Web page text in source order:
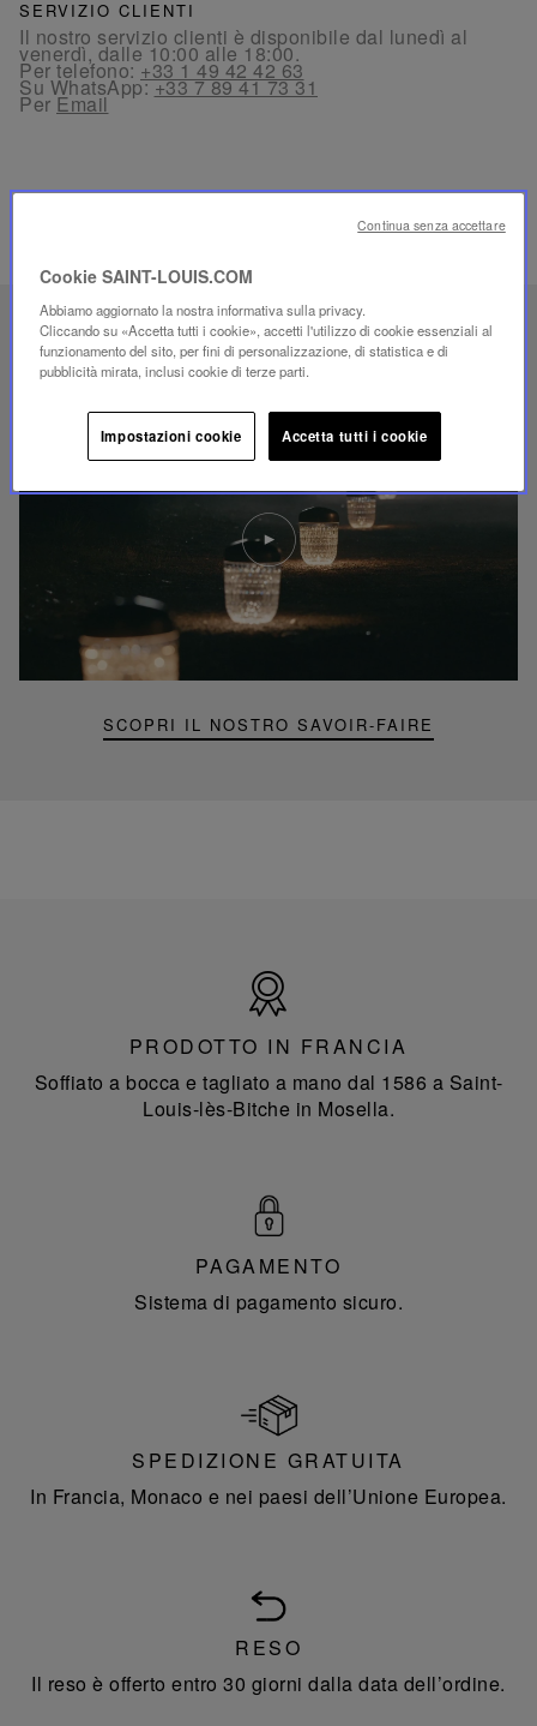
SERVIZIO CLIENTI
Il nostro servizio clienti è disponibile dal lunedì al
venerdì, dalle 10:00 alle 18:00.
Per telefono:+33 1 49 42 42 63
Su WhatsApp:+33 7 89 41 73 31
PerEmail
SAVOIR-FAIRE UNICO
ILLUMINAZIONE FOLIA
SCOPRI IL NOSTRO SAVOIR-FAIRE
Riproduci
video
Video
YouTube,
lampada
portatile
mini
Francia
PRODOTTO IN FRANCIA
Soffiato a bocca e tagliato a mano dal 1586 a Saint-
Louis-lès-Bitche in Mosella.
PAGAMENTO
Sistema di pagamento sicuro.
SPEDIZIONE GRATUITA
In Francia, Monaco e nei paesi dell’Unione Europea.
RESO
Il reso è offerto entro 30 giorni dalla data dell’ordine.
Cookie SAINT-LOUIS.COM
Abbiamo aggiornato la nostra informativa sulla privacy.
Cliccando su «Accetta tutti i cookie», accetti l'utilizzo di cookie essenziali al
funzionamento del sito, per fini di personalizzazione, di statistica e di
pubblicità mirata, inclusi cookie di terze parti.
Impostazioni cookie Accetta tutti i cookie
Continua senza accettare